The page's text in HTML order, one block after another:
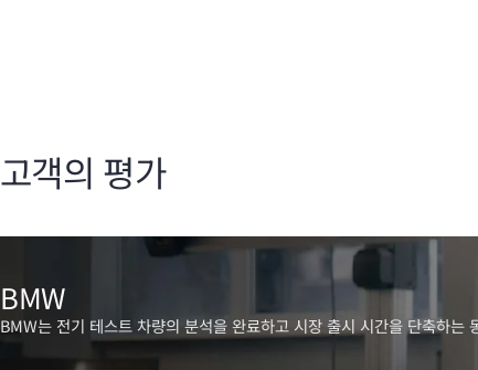
고객의 평가
BMW
BMW는 전기 테스트 차량의 분석을 완료하고 시장 출시 시간을 단축하